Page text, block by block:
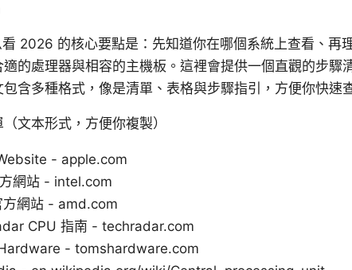
2026 的核心要點是：先知道你在哪個系統上查看、再
的處理器與相容的主機板。這裡會提供一個直觀的步驟
含多種格式，像是清單、表格與步驟指引，方便你快速
文本形式，方便你複製）
- apple.com
網站 - intel.com
方網站 - amd.com
CPU 指南 - techradar.com
- tomshardware.com